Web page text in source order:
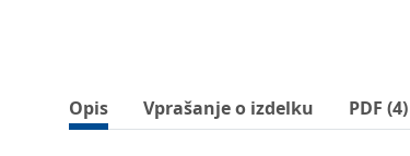
Opis Vprašanje o izdelku PDF (4)